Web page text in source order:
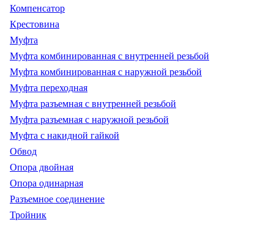
Компенсатор
Крестовина
Муфта
Муфта комбинированная с внутренней резьбой
Муфта комбинированная с наружной резьбой
Муфта переходная
Муфта разъемная с внутренней резьбой
Муфта разъемная с наружной резьбой
Муфта с накидной гайкой
Обвод
Опора двойная
Опора одинарная
Разъемное соединение
Тройник